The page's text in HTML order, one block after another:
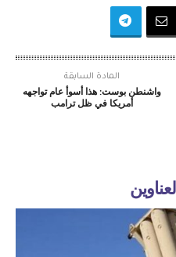
المادة السابقة
واشنطن بوست: هذا أسوأ عام تواجهه
أمريكا في ظل ترامب